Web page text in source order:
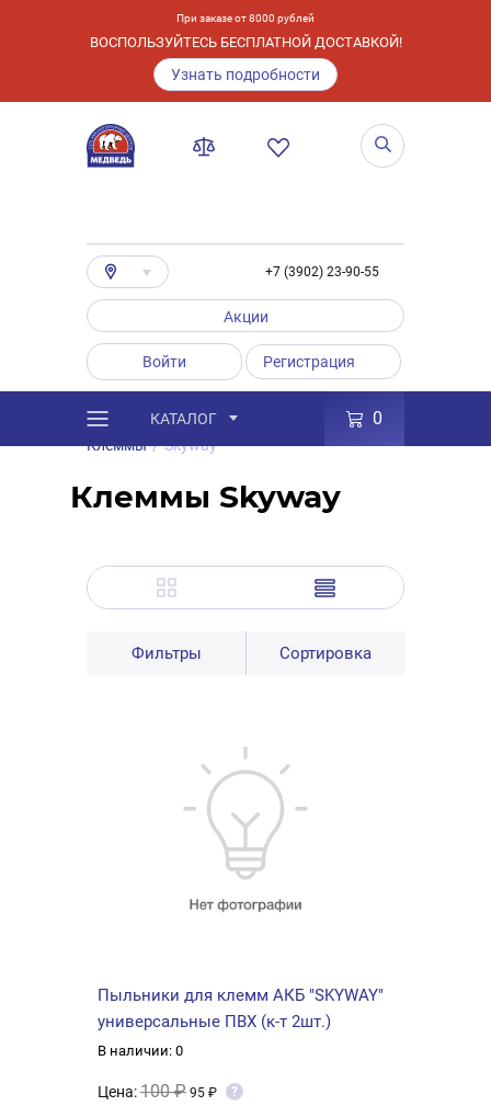
При заказе от 8000 рублей
ВОСПОЛЬЗУЙТЕСЬ БЕСПЛАТНОЙ ДОСТАВКОЙ!
Узнать подробности
+7 (3902) 23-90-55
Акции
Войти Регистрация
КАТАЛОГ 0
Каталог / Товары Аксессуары
/
Клеммы / Skyway
Клеммы Skyway
Фильтры Сортировка
Пыльники для клемм АКБ "SKYWAY"
универсальные ПВХ (к-т 2шт.)
В наличии: 0
Цена:100 ₽ 95 ₽ ?